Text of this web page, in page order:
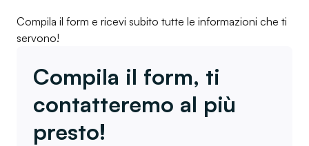
Compila il form e ricevi subito tutte le informazioni che ti
servono!
Compila il form, ti
contatteremo al più
presto!